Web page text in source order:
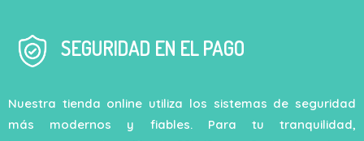
SEGURIDAD EN EL PAGO
Nuestra tienda online utiliza los sistemas de seguridad
más modernos y fiables. Para tu tranquilidad,